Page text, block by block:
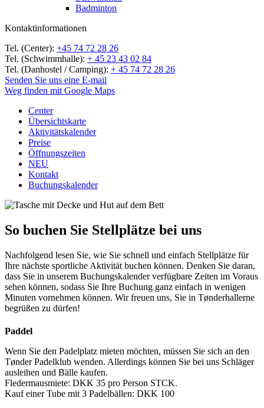
Badminton
Kontaktinformationen
Tel. (Center): +45 74 72 28 26
Tel. (Schwimmhalle): + 45 23 43 02 84
Tel. (Danhostel / Camping): + 45 74 72 28 26
Senden Sie uns eine E-mail
Weg finden mit Google Maps
Center
Übersichtskarte
Aktivitätskalender
Preise
Öffnungszeiten
NEU
Kontakt
Buchungskalender
So buchen Sie Stellplätze bei uns
Nachfolgend lesen Sie, wie Sie schnell und einfach Stellplätze für
Ihre nächste sportliche Aktivität buchen können. Denken Sie daran,
dass Sie in unserem Buchungskalender verfügbare Zeiten im Voraus
sehen können, sodass Sie Ihre Buchung ganz einfach in wenigen
Minuten vornehmen können. Wir freuen uns, Sie in Tønderhallerne
begrüßen zu dürfen!
Paddel
Wenn Sie den Padelplatz mieten möchten, müssen Sie sich an den
Tønder Padelklub wenden. Allerdings können Sie bei uns Schläger
ausleihen und Bälle kaufen.
Fledermausmiete: DKK 35 pro Person STCK.
Kauf einer Tube mit 3 Padelbällen: DKK 100